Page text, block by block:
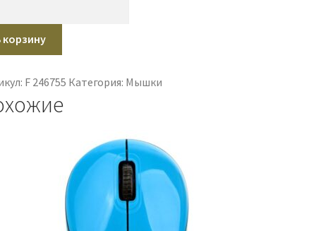
корзину
F 246755 Категория: Мышки